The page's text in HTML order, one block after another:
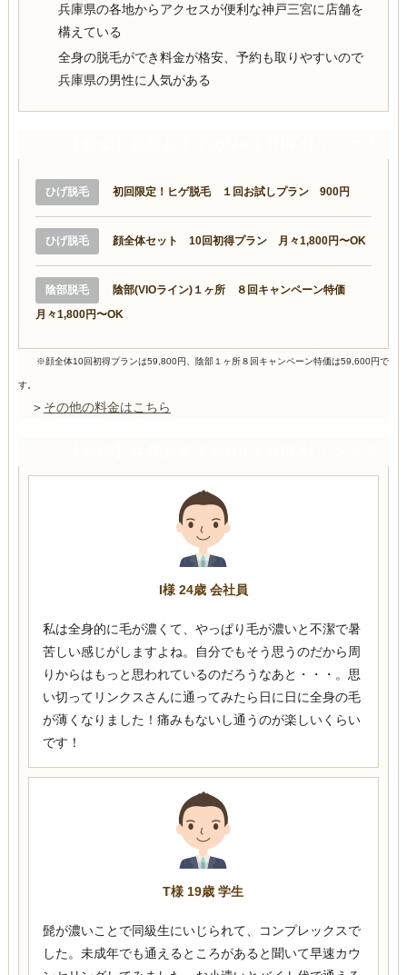
兵庫県の各地からアクセスが便利な神戸三宮に店舗を
構えている
全身の脱毛ができ料金が格安、予約も取りやすいので
兵庫県の男性に人気がある
ひげ脱毛 初回限定！ヒゲ脱毛 １回お試しプラン 900円
ひげ脱毛 顔全体セット 10回初得プラン 月々1,800円〜OK
陰部脱毛
陰部(VIOライン)１ヶ所 ８回キャンペーン特価
月々1,800円〜OK
※顔全体10回初得プランは59,800円、陰部１ヶ所８回キャンペーン特価は59,600円で
す。
＞ その他の料金はこちら
I様 24歳 会社員
私は全身的に毛が濃くて、やっぱり毛が濃いと不潔で暑
苦しい感じがしますよね。自分でもそう思うのだから周
りからはもっと思われているのだろうなあと・・・。思
い切ってリンクスさんに通ってみたら日に日に全身の毛
が薄くなりました！痛みもないし通うのが楽しいくらい
です！
T様 19歳 学生
髭が濃いことで同級生にいじられて、コンプレックスで
した。未成年でも通えるところがあると聞いて早速カウ